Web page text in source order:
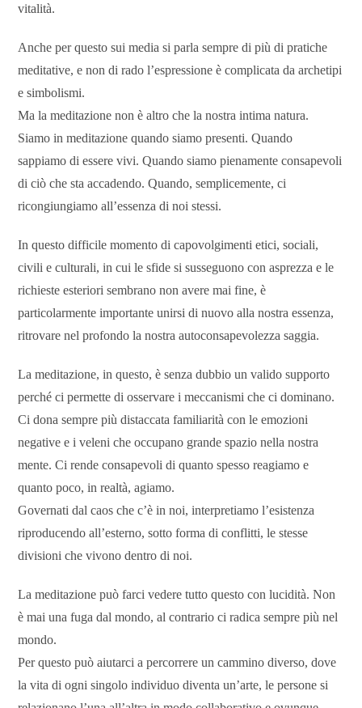
vitalità.
Anche per questo sui media si parla sempre di più di pratiche
meditative, e non di rado l’espressione è complicata da archetipi
e simbolismi.
Ma la meditazione non è altro che la nostra intima natura.
Siamo in meditazione quando siamo presenti. Quando
sappiamo di essere vivi. Quando siamo pienamente consapevoli
di ciò che sta accadendo. Quando, semplicemente, ci
ricongiungiamo all’essenza di noi stessi.
In questo difficile momento di capovolgimenti etici, sociali,
civili e culturali, in cui le sfide si susseguono con asprezza e le
richieste esteriori sembrano non avere mai fine, è
particolarmente importante unirsi di nuovo alla nostra essenza,
ritrovare nel profondo la nostra autoconsapevolezza saggia.
La meditazione, in questo, è senza dubbio un valido supporto
perché ci permette di osservare i meccanismi che ci dominano.
Ci dona sempre più distaccata familiarità con le emozioni
negative e i veleni che occupano grande spazio nella nostra
mente. Ci rende consapevoli di quanto spesso reagiamo e
quanto poco, in realtà, agiamo.
Governati dal caos che c’è in noi, interpretiamo l’esistenza
riproducendo all’esterno, sotto forma di conflitti, le stesse
divisioni che vivono dentro di noi.
La meditazione può farci vedere tutto questo con lucidità. Non
è mai una fuga dal mondo, al contrario ci radica sempre più nel
mondo.
Per questo può aiutarci a percorrere un cammino diverso, dove
la vita di ogni singolo individuo diventa un’arte, le persone si